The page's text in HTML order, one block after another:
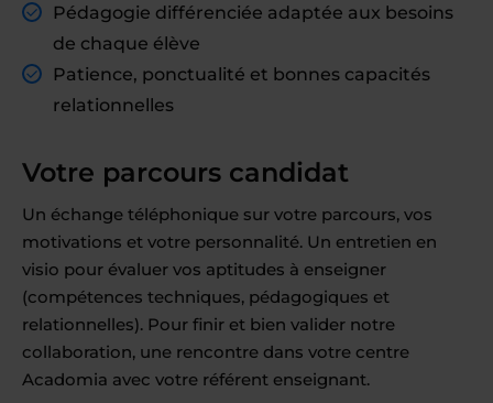
Pédagogie différenciée adaptée aux besoins
de chaque élève
Patience, ponctualité et bonnes capacités
relationnelles
Votre parcours candidat
Un échange téléphonique sur votre parcours, vos
motivations et votre personnalité. Un entretien en
visio pour évaluer vos aptitudes à enseigner
(compétences techniques, pédagogiques et
relationnelles). Pour finir et bien valider notre
collaboration, une rencontre dans votre centre
Acadomia avec votre référent enseignant.